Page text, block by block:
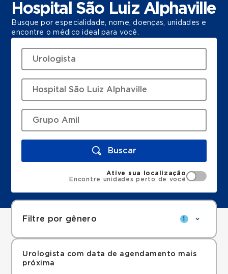
Hospital São Luiz Alphaville
Busque por especialidade, nome, doenças, unidades e
encontre o médico ideal para você.
Buscar
Ative sua localização
Encontre unidades perto de você
Filtre por gênero 1
Urologista com data de agendamento mais
próxima